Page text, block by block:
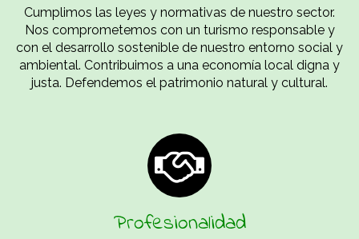
Cumplimos las leyes y normativas de nuestro sector.
Nos comprometemos con un turismo responsable y
con el desarrollo sostenible de nuestro entorno social y
ambiental. Contribuimos a una economía local digna y
justa. Defendemos el patrimonio natural y cultural.
Profesionalidad